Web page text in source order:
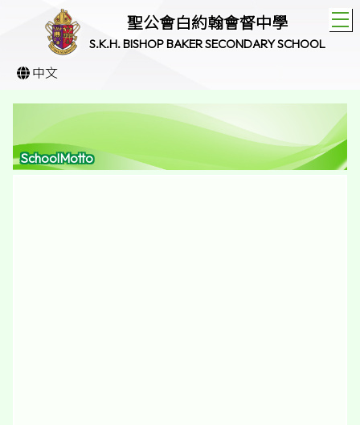
聖公會白約翰會督中學
S.K.H. BISHOP BAKER SECONDARY SCHOOL
中文
SchoolMotto